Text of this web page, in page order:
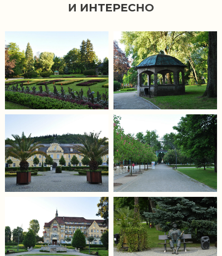
И ИНТЕРЕСНО